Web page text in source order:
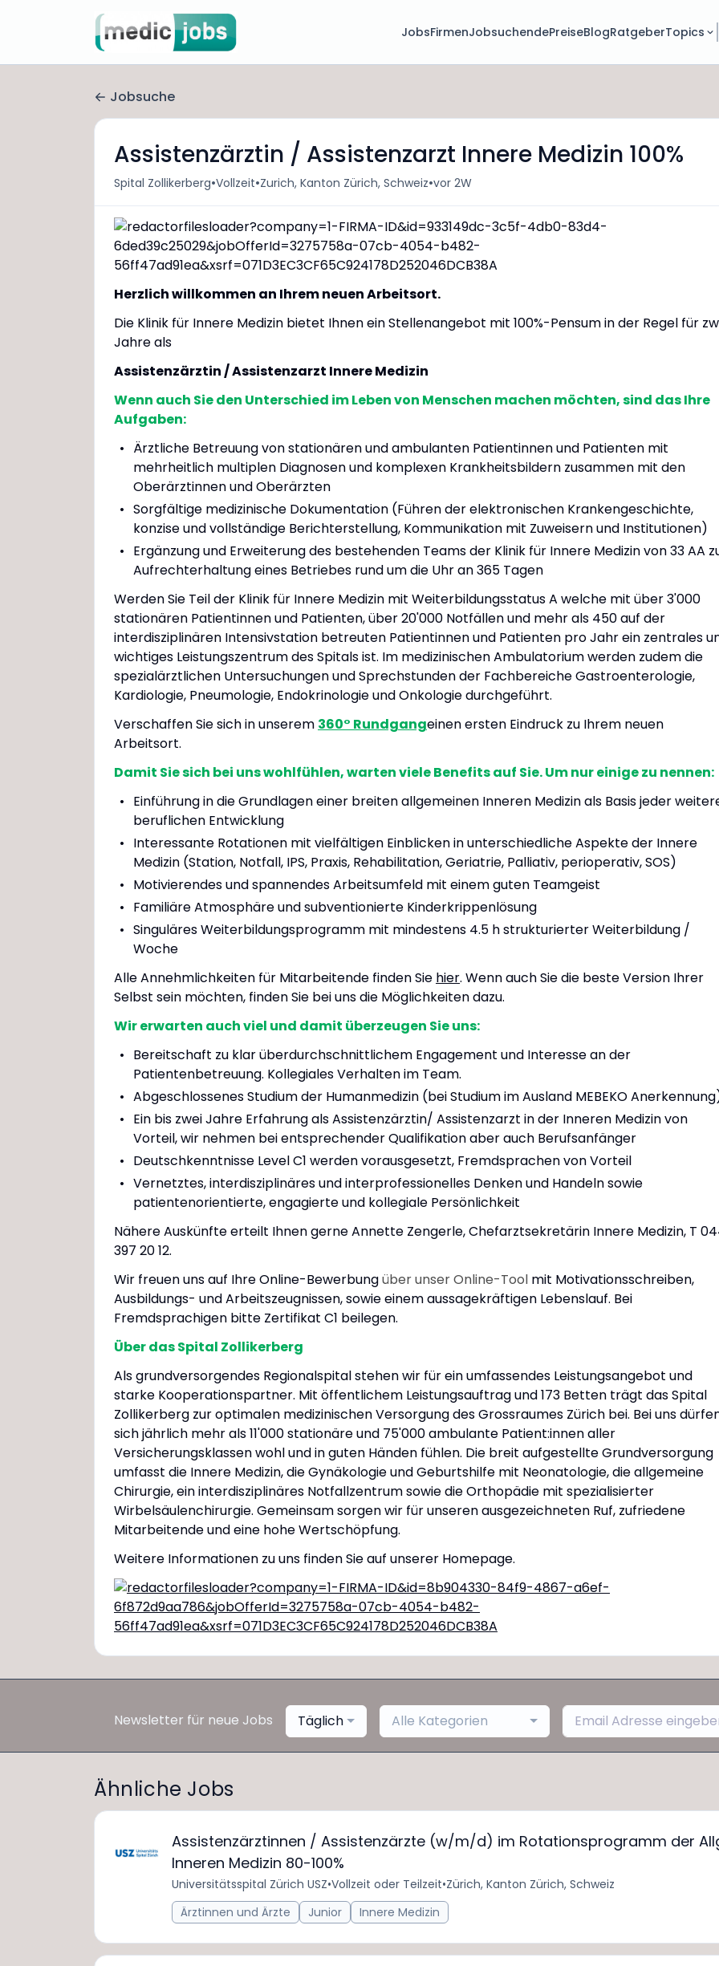
JobsFirmenJobsuchendePreiseBlogRatgeberTopics
Jobsuche
Assistenzärztin / Assistenzarzt Innere Medizin 100%
Spital Zollikerberg•Vollzeit•Zurich, Kanton Zürich, Schweiz•vor 2W
Herzlich willkommen an Ihrem neuen Arbeitsort.
Die Klinik für Innere Medizin bietet Ihnen ein Stellenangebot mit 100%-Pensum in der Regel für
Jahre als
Assistenzärztin / Assistenzarzt Innere Medizin
Wenn auch Sie den Unterschied im Leben von Menschen machen möchten, sind das Ihre
Aufgaben:
Ärztliche Betreuung von stationären und ambulanten Patientinnen und Patienten mit
mehrheitlich multiplen Diagnosen und komplexen Krankheitsbildern zusammen mit den
Oberärztinnen und Oberärzten
Sorgfältige medizinische Dokumentation (Führen der elektronischen Krankengeschichte,
konzise und vollständige Berichterstellung, Kommunikation mit Zuweisern und Institutionen)
Ergänzung und Erweiterung des bestehenden Teams der Klinik für Innere Medizin von 33 AA
Aufrechterhaltung eines Betriebes rund um die Uhr an 365 Tagen
Werden Sie Teil der Klinik für Innere Medizin mit Weiterbildungsstatus A welche mit über 3'000
stationären Patientinnen und Patienten, über 20'000 Notfällen und mehr als 450 auf der
interdisziplinären Intensivstation betreuten Patientinnen und Patienten pro Jahr ein zentrales
wichtiges Leistungszentrum des Spitals ist. Im medizinischen Ambulatorium werden zudem die
spezialärztlichen Untersuchungen und Sprechstunden der Fachbereiche Gastroenterologie,
Kardiologie, Pneumologie, Endokrinologie und Onkologie durchgeführt.
Verschaffen Sie sich in unserem 360° Rundgangeinen ersten Eindruck zu Ihrem neuen
Arbeitsort.
Damit Sie sich bei uns wohlfühlen, warten viele Benefits auf Sie. Um nur einige zu nennen:
Einführung in die Grundlagen einer breiten allgemeinen Inneren Medizin als Basis jeder
beruflichen Entwicklung
Interessante Rotationen mit vielfältigen Einblicken in unterschiedliche Aspekte der Innere
Medizin (Station, Notfall, IPS, Praxis, Rehabilitation, Geriatrie, Palliativ, perioperativ, SOS)
Motivierendes und spannendes Arbeitsumfeld mit einem guten Teamgeist
Familiäre Atmosphäre und subventionierte Kinderkrippenlösung
Singuläres Weiterbildungsprogramm mit mindestens 4.5 h strukturierter Weiterbildung /
Woche
Alle Annehmlichkeiten für Mitarbeitende finden Sie hier. Wenn auch Sie die beste Version Ihrer
Selbst sein möchten, finden Sie bei uns die Möglichkeiten dazu.
Wir erwarten auch viel und damit überzeugen Sie uns:
Bereitschaft zu klar überdurchschnittlichem Engagement und Interesse an der
Patientenbetreuung. Kollegiales Verhalten im Team.
Abgeschlossenes Studium der Humanmedizin (bei Studium im Ausland MEBEKO
Ein bis zwei Jahre Erfahrung als Assistenzärztin/ Assistenzarzt in der Inneren Medizin von
Vorteil, wir nehmen bei entsprechender Qualifikation aber auch Berufsanfänger
Deutschkenntnisse Level C1 werden vorausgesetzt, Fremdsprachen von Vorteil
Vernetztes, interdisziplinäres und interprofessionelles Denken und Handeln sowie
patientenorientierte, engagierte und kollegiale Persönlichkeit
Nähere Auskünfte erteilt Ihnen gerne Annette Zengerle, Chefarztsekretärin Innere Medizin, T
397 20 12.
Wir freuen uns auf Ihre Online-Bewerbungüber unser Online-Tool mit Motivationsschreiben,
Ausbildungs- und Arbeitszeugnissen, sowie einem aussagekräftigen Lebenslauf. Bei
Fremdsprachigen bitte Zertifikat C1 beilegen.
Über das Spital Zollikerberg
Als grundversorgendes Regionalspital stehen wir für ein umfassendes Leistungsangebot und
starke Kooperationspartner. Mit öffentlichem Leistungsauftrag und 173 Betten trägt das Spital
Zollikerberg zur optimalen medizinischen Versorgung des Grossraumes Zürich bei. Bei uns
sich jährlich mehr als 11'000 stationäre und 75'000 ambulante Patient:innen aller
Versicherungsklassen wohl und in guten Händen fühlen. Die breit aufgestellte Grundversorgung
umfasst die Innere Medizin, die Gynäkologie und Geburtshilfe mit Neonatologie, die allgemeine
Chirurgie, ein interdisziplinäres Notfallzentrum sowie die Orthopädie mit spezialisierter
Wirbelsäulenchirurgie. Gemeinsam sorgen wir für unseren ausgezeichneten Ruf, zufriedene
Mitarbeitende und eine hohe Wertschöpfung.
Weitere Informationen zu uns finden Sie auf unserer Homepage.
Newsletter für neue Jobs Täglich Alle Kategorien
Ähnliche Jobs
Assistenzärztinnen / Assistenzärzte (w/m/d) im Rotationsprogramm der
Inneren Medizin 80-100%
Universitätsspital Zürich USZ•Vollzeit oder Teilzeit•Zürich, Kanton Zürich, Schweiz
Ärztinnen und Ärzte
Junior Innere Medizin